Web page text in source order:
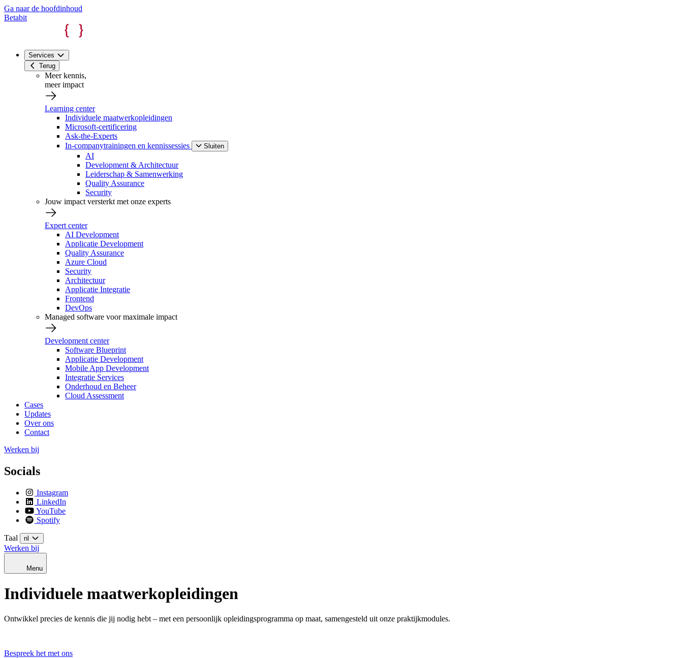
Ga naar de hoofdinhoud
Betabit
Services
Terug
Meer kennis,
meer impact
Learning center
Individuele maatwerkopleidingen
Microsoft-certificering
Ask-the-Experts
In-companytrainingen en kennissessies
Sluiten
AI
Development & Architectuur
Leiderschap & Samenwerking
Quality Assurance
Security
Jouw impact versterkt met onze experts
Expert center
AI Development
Applicatie Development
Quality Assurance
Azure Cloud
Security
Architectuur
Applicatie Integratie
Frontend
DevOps
Managed software voor maximale impact
Development center
Software Blueprint
Applicatie Development
Mobile App Development
Integratie Services
Onderhoud en Beheer
Cloud Assessment
Cases
Updates
Over ons
Contact
Werken bij
Socials
Instagram
LinkedIn
YouTube
Spotify
Taal nl
Werken bij
Menu
Individuele maatwerkopleidingen
Ontwikkel precies de kennis die jij nodig hebt – met een persoonlijk opleidingsprogramma op maat, samengesteld uit onze praktijkmodules.
Bespreek het met ons